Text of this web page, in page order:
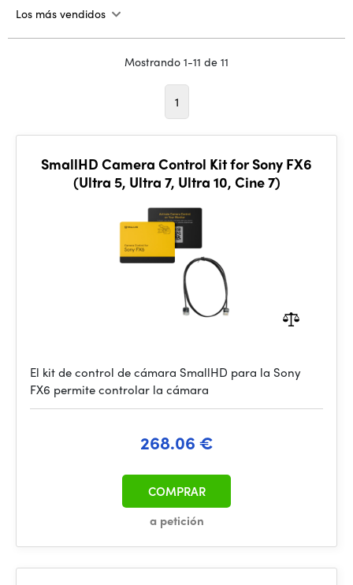
Los más vendidos
Mostrando 1-11 de 11
1
SmallHD Camera Control Kit for Sony FX6
(Ultra 5, Ultra 7, Ultra 10, Cine 7)
El kit de control de cámara SmallHD para la Sony
FX6 permite controlar la cámara
268.06 €
a petición
COMPRAR